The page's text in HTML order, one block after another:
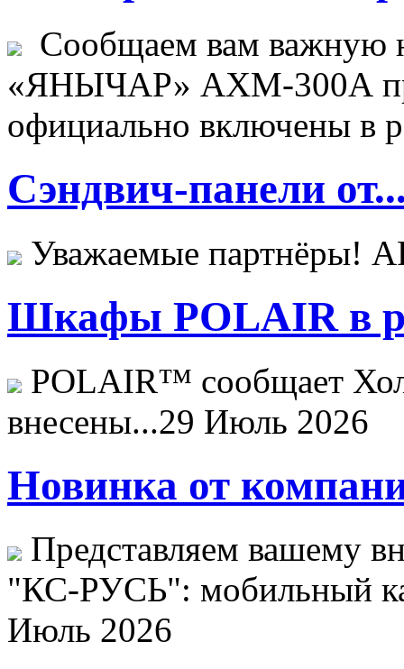
Сообщаем вам важную
«ЯНЫЧАР» АХМ-300А
официально включены в
Сэндвич-панели
Уважаемые
Шкафы POLAIR в
POLAIR™ сообщает
внесены...29 Июль 2026
Новинка от
Представляем вашему
"КС-РУСЬ": мобильный
Июль 2026